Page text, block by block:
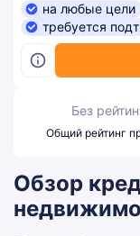
на любые цели
требуется
Без
Общий рейтинг
Обзор